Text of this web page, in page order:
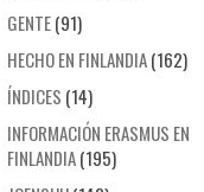
GENTE(91)
HECHO EN FINLANDIA(162)
ÍNDICES (14)
INFORMACIÓN ERASMUS EN
FINLANDIA(195)